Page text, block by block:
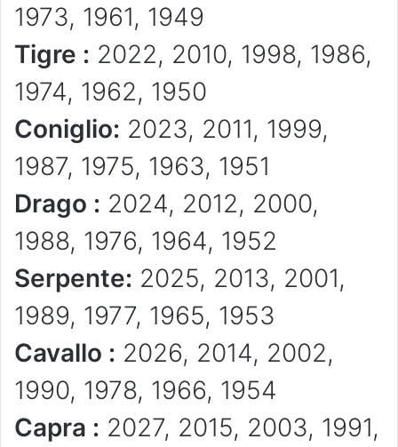
1973, 1961, 1949
Tigre : 2022, 2010, 1998, 1986,
1974, 1962, 1950
Coniglio: 2023, 2011, 1999,
1987, 1975, 1963, 1951
Drago : 2024, 2012, 2000,
1988, 1976, 1964, 1952
Serpente: 2025, 2013, 2001,
1989, 1977, 1965, 1953
Cavallo : 2026, 2014, 2002,
1990, 1978, 1966, 1954
Capra : 2027, 2015, 2003, 1991,